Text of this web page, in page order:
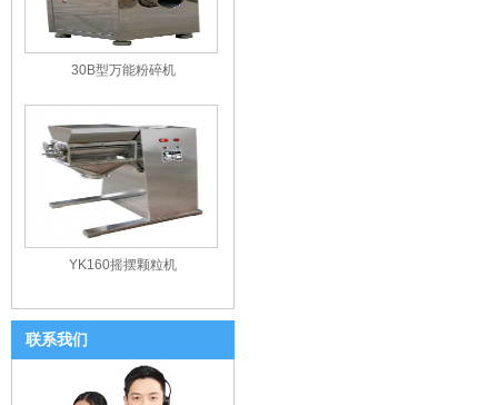
30B型万能粉碎机
YK160摇摆颗粒机
联系我们